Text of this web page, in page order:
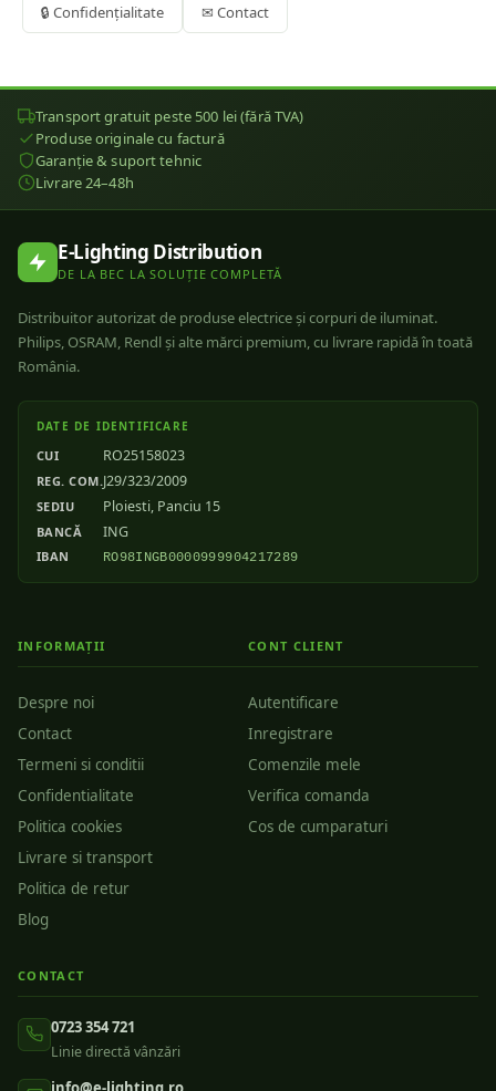
🔒 Confidențialitate ✉ Contact
Transport gratuit peste 500 lei (fără TVA)
Produse originale cu factură
Garanție & suport tehnic
Livrare 24–48h
E-Lighting Distribution
DE LA BEC LA SOLUȚIE COMPLETĂ
Distribuitor autorizat de produse electrice și corpuri de iluminat.
Philips, OSRAM, Rendl și alte mărci premium, cu livrare rapidă în toată
România.
DATE DE IDENTIFICARE
CUI RO25158023
REG. COM.J29/323/2009
SEDIU Ploiesti, Panciu 15
BANCĂ ING
IBAN RO98INGB0000999904217289
INFORMAȚII
Despre noi
Contact
Termeni si conditii
Confidentialitate
Politica cookies
Livrare si transport
Politica de retur
Blog
CONT CLIENT
Autentificare
Inregistrare
Comenzile mele
Verifica comanda
Cos de cumparaturi
CONTACT
0723 354 721
Linie directă vânzări